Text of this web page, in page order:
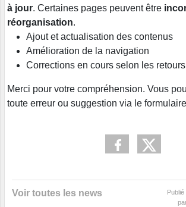
à jour. Certaines pages peuvent être
réorganisation.
Ajout et actualisation des contenus
Amélioration de la navigation
Corrections en cours selon les retours
Merci pour votre compréhension. Vous
toute erreur ou suggestion via le
Voir toutes les news Publié